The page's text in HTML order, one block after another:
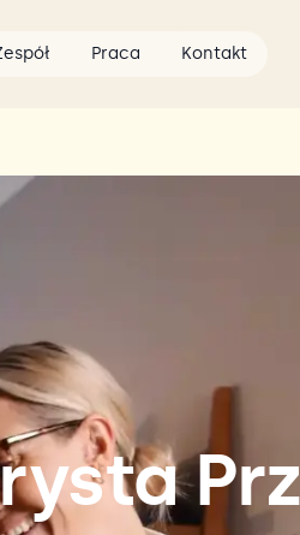
Praca Kontakt